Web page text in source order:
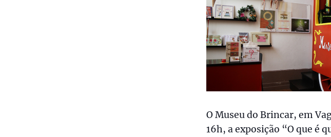
O Museu do Brincar, em
16h, a exposição “O que é